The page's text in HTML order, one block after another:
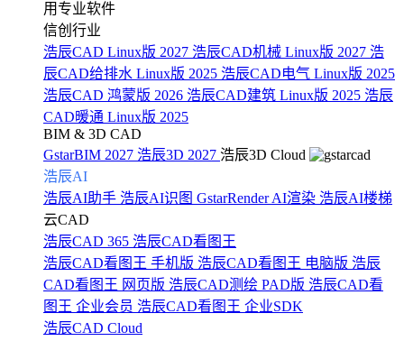
用专业软件
信创行业
浩辰CAD Linux版 2027 浩辰CAD机械 Linux版 2027 浩
辰CAD给排水 Linux版 2025 浩辰CAD电气 Linux版 2025
浩辰CAD 鸿蒙版 2026 浩辰CAD建筑 Linux版 2025 浩辰
CAD暖通 Linux版 2025
BIM & 3D CAD
GstarBIM 2027 浩辰3D 2027 浩辰3D Cloud
浩辰AI
浩辰AI助手 浩辰AI识图 GstarRender AI渲染 浩辰AI楼梯
云CAD
浩辰CAD 365 浩辰CAD看图王
浩辰CAD看图王 手机版 浩辰CAD看图王 电脑版 浩辰
CAD看图王 网页版 浩辰CAD测绘 PAD版 浩辰CAD看
图王 企业会员 浩辰CAD看图王 企业SDK
浩辰CAD Cloud